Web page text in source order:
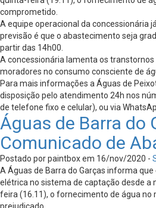
comprometido.
A equipe operacional da concessionária
previsão é que o abastecimento seja
partir das 14h00.
A concessionária lamenta os transtornos
moradores no consumo consciente de
Para mais informações a Águas de
disposição pelo atendimento 24h nos
de telefone fixo e celular), ou via
Águas de Barra do
Comunicado de
Postado por paintbox em 16/nov/2020 -
A Águas de Barra do Garças informa
elétrica no sistema de captação desde a
feira (16.11), o fornecimento de água no